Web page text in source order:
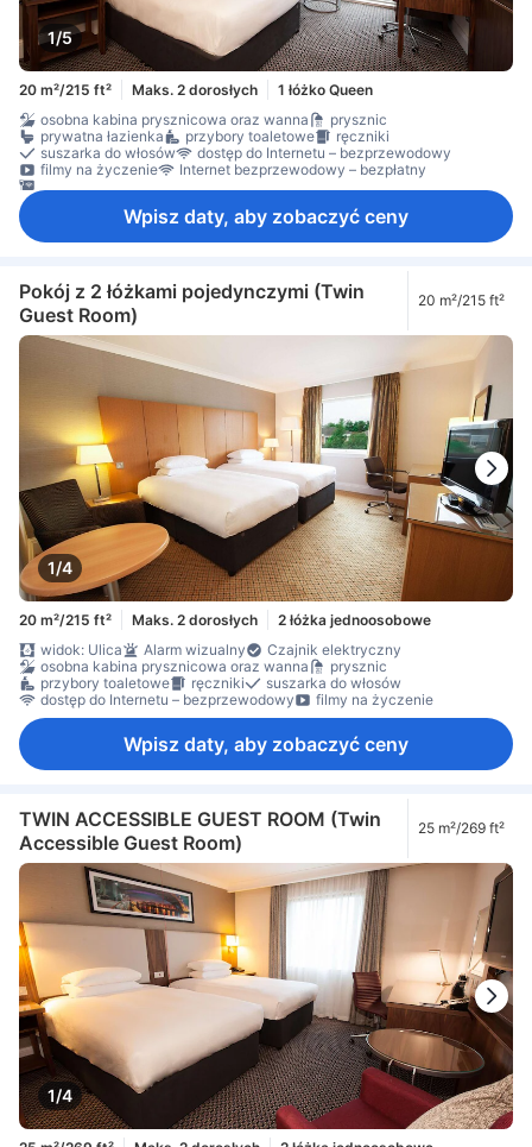
1/5
20 m²/215 ft² Maks. 2 dorosłych
1 łóżko Queen
osobna kabina prysznicowa oraz wanna
prysznic
prywatna łazienka
przybory toaletowe
ręczniki
suszarka do włosów
dostęp do Internetu – bezprzewodowy
filmy na życzenie
Internet bezprzewodowy – bezpłatny
Internet przez LAN – bezpłatny
Wpisz daty, aby zobaczyć ceny
Pokój z 2 łóżkami pojedynczymi (Twin
Guest Room)
20 m²/215 ft²
1/4
20 m²/215 ft² Maks. 2 dorosłych
2 łóżka jednoosobowe
widok: Ulica
Alarm wizualny
Czajnik elektryczny
osobna kabina prysznicowa oraz wanna
prysznic
przybory toaletowe
ręczniki
suszarka do włosów
dostęp do Internetu – bezprzewodowy
filmy na życzenie
Wpisz daty, aby zobaczyć ceny
TWIN ACCESSIBLE GUEST ROOM (Twin
Accessible Guest Room)
25 m²/269 ft²
1/4